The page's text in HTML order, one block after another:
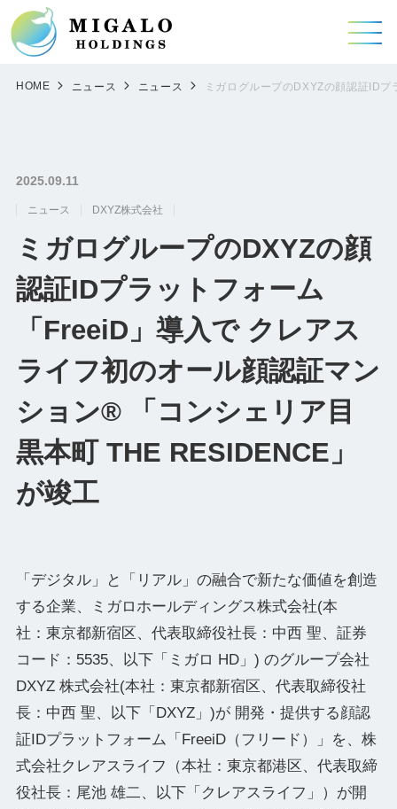
HOME ニュース ニュース ミガログループのDXYZの顔認証ID
2025.09.11
ニュース DXYZ株式会社
ミガログループのDXYZの顔
認証IDプラットフォーム
「FreeiD」導入で クレアス
ライフ初のオール顔認証マン
ション® 「コンシェリア目
黒本町 THE RESIDENCE」
が竣工
「デジタル」と「リアル」の融合で新たな価値を創造
する企業、ミガロホールディングス株式会社(本
社：東京都新宿区、代表取締役社⻑：中⻄ 聖、証券
コード：5535、以下「ミガロ HD」) のグループ会社
DXYZ 株式会社(本社：東京都新宿区、代表取締役社
長：中西 聖、以下「DXYZ」)が 開発・提供する顔認
証IDプラットフォーム「FreeiD（フリード）」を、株
式会社クレアスライフ（本社：東京都港区、代表取締
役社長：尾池 雄二、以下「クレアスライフ」）が開